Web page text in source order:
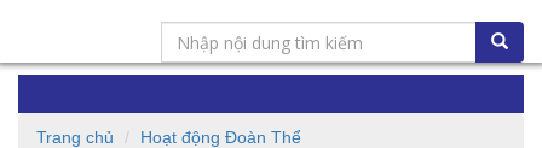
navigation
Trang chủ Hoạt động Đoàn Thể